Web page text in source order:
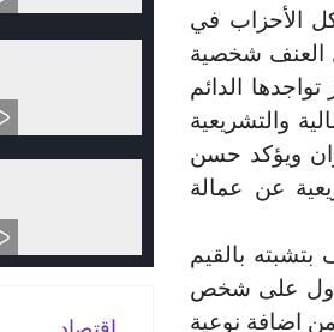
الأحزاب في
العنف شخصية
الدائم
والتشريعية
ويؤكد حسن
عن عمالة
بالقيم
على شخص
اضافة نوعية